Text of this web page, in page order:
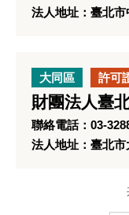
法人地址：臺北
大同區 許可
財團法人臺
聯絡電話：03-
法人地址：臺北